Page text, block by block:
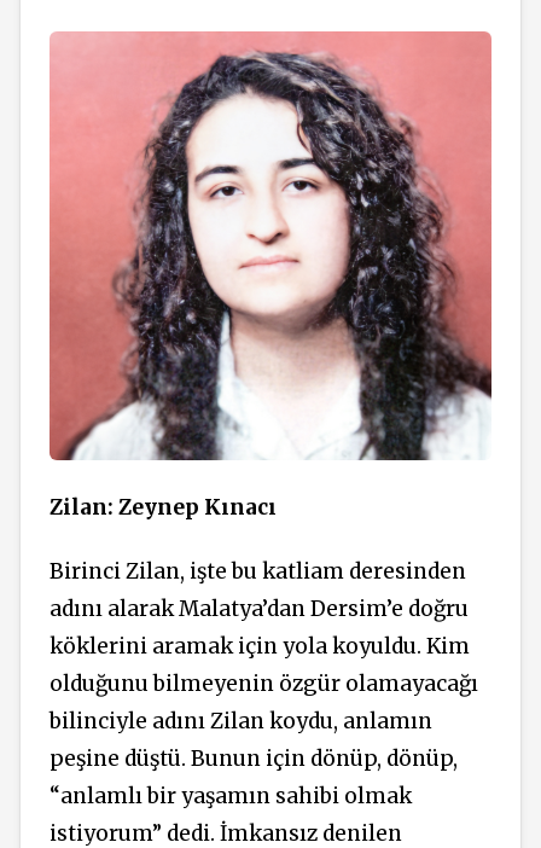
Zilan: Zeynep Kınacı
Birinci Zilan, işte bu katliam deresinden
adını alarak Malatya’dan Dersim’e doğru
köklerini aramak için yola koyuldu. Kim
olduğunu bilmeyenin özgür olamayacağı
bilinciyle adını Zilan koydu, anlamın
peşine düştü. Bunun için dönüp, dönüp,
“anlamlı bir yaşamın sahibi olmak
istiyorum” dedi. İmkansız denilen